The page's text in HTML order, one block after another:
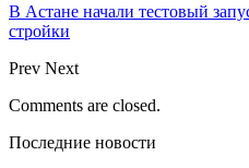
В Астане начали тестовый
стройки
Prev Next
Comments are closed.
Последние новости